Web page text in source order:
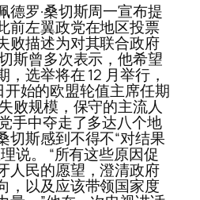
德罗·桑切斯周一宣布提
前左翼政党在地区投票
败描述为对其联合政府
斯曾多次表示，他希望
选举将在 12 月举行，
开始的欧盟轮值主席任期
败规模，保守的主流人
手中夺走了多达八个地
切斯感到不得不“对结果
说。 “所有这些原因促
人民的愿望，澄清政府
，以及应该带领国家度